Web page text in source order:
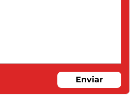
Enviar